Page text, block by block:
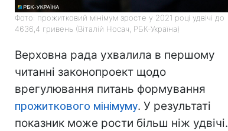
Фото: прожитковий мінімум зросте у 2021 році удвічі до
4636,4 гривень (Віталій Носач, РБК-Україна)
Верховна рада ухвалила в першому
читанні законопроект щодо
врегулювання питань формування
прожиткового мінімуму. У результаті
показник може рости більш ніж удвічі.